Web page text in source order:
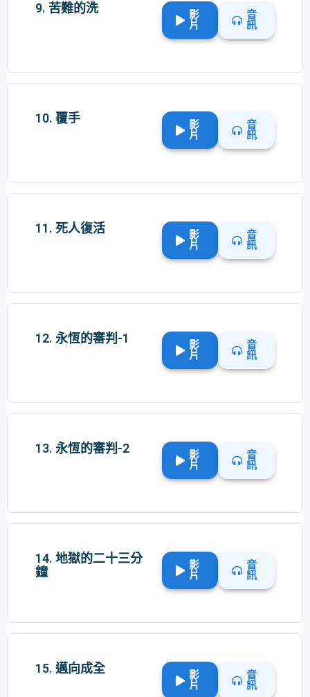
9. 苦難的洗
影
片
音
訊
10. 覆手
影
片
音
訊
11. 死人復活
影
片
音
訊
12. 永恆的審判-1
影
片
音
訊
13. 永恆的審判-2
影
片
音
訊
14. 地獄的二十三分
鐘
影
片
音
訊
15. 邁向成全
影
片
音
訊